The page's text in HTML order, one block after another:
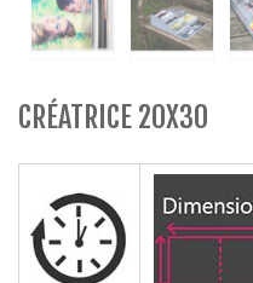
CRÉATRICE 20X30